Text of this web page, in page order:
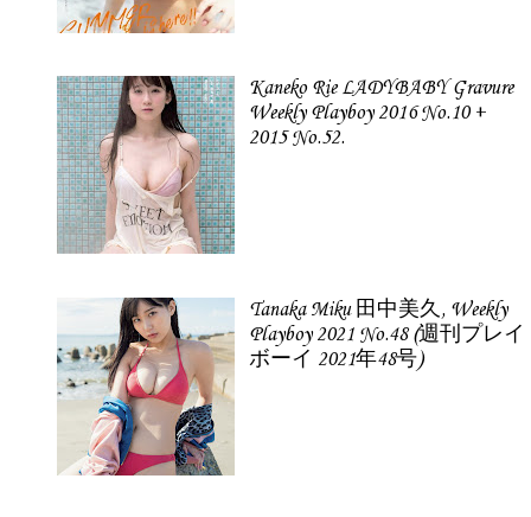
Kaneko Rie LADYBABY Gravure
Weekly Playboy 2016 No.10 +
2015 No.52.
Tanaka Miku 田中美久, Weekly
Playboy 2021 No.48 (週刊プレイ
ボーイ 2021年48号)